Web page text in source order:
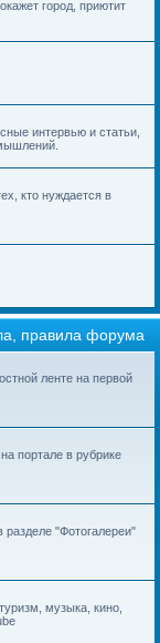
город, приютит
интервью и статьи,
кто нуждается в
правила форума
ленте на первой
портале в рубрике
"Фотогалереи"
музыка, кино,